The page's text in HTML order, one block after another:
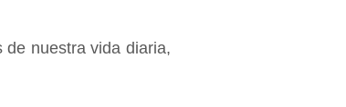
nuestra vida diaria,